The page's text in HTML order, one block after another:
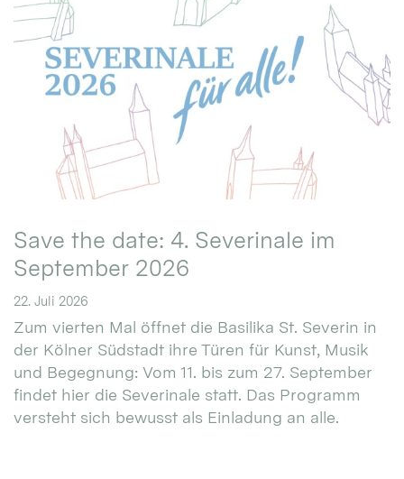
Save the date: 4. Severinale im
September 2026
22. Juli 2026
Zum vierten Mal öffnet die Basilika St. Severin in
der Kölner Südstadt ihre Türen für Kunst, Musik
und Begegnung: Vom 11. bis zum 27. September
findet hier die Severinale statt. Das Programm
versteht sich bewusst als Einladung an alle.